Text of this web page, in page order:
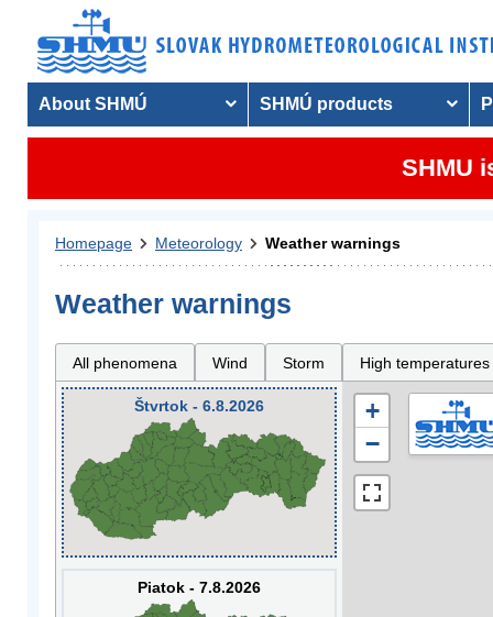
About SHMÚ SHMÚ products
SHMU
Homepage Meteorology Weather warnings
Weather warnings
All phenomena Wind Storm High temperatures
Štvrtok - 6.8.2026
Piatok - 7.8.2026
+
−